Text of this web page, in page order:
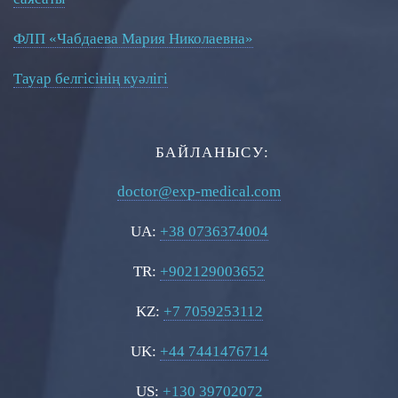
ФЛП «Чабдаева Мария Николаевна»
Тауар белгісінің куәлігі
БАЙЛАНЫСУ:
doctor@exp-medical.com
UA: +38 0736374004
TR: +902129003652
KZ: +7 7059253112
UK: +44 7441476714
US: +130 39702072